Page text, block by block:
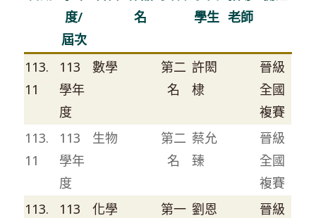
度/
屆次
名
學生 老師
113.
11
113
學年
度
數學
第二
名
許閎
棣
晉級
全國
複賽
113.
11
113
學年
度
生物
第二
名
蔡允
臻
晉級
全國
複賽
113.
113
化學
第一 劉恩
晉級